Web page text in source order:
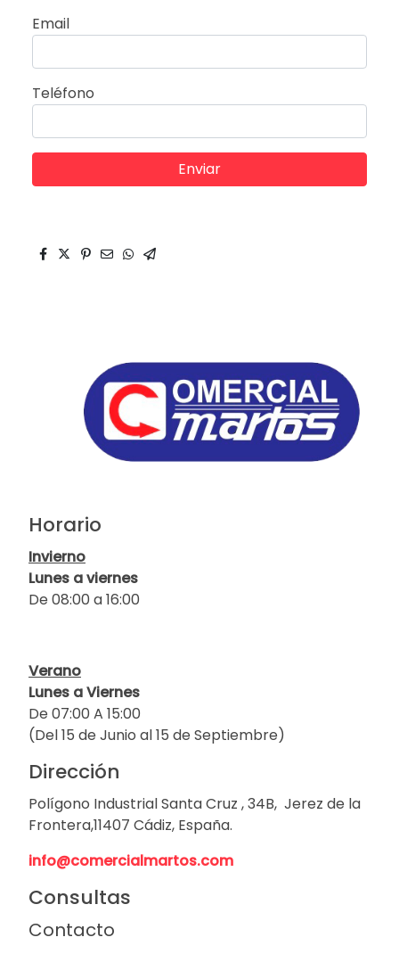
Email
Teléfono
Enviar
Horario
Invierno
Lunes a viernes
De 08:00 a 16:00
Verano
Lunes a Viernes
De 07:00 A 15:00
(Del 15 de Junio al 15 de Septiembre)
Dirección
Polígono Industrial Santa Cruz , 34B, Jerez de la
Frontera,11407 Cádiz, España.
info@comercialmartos.com
Consultas
Contacto